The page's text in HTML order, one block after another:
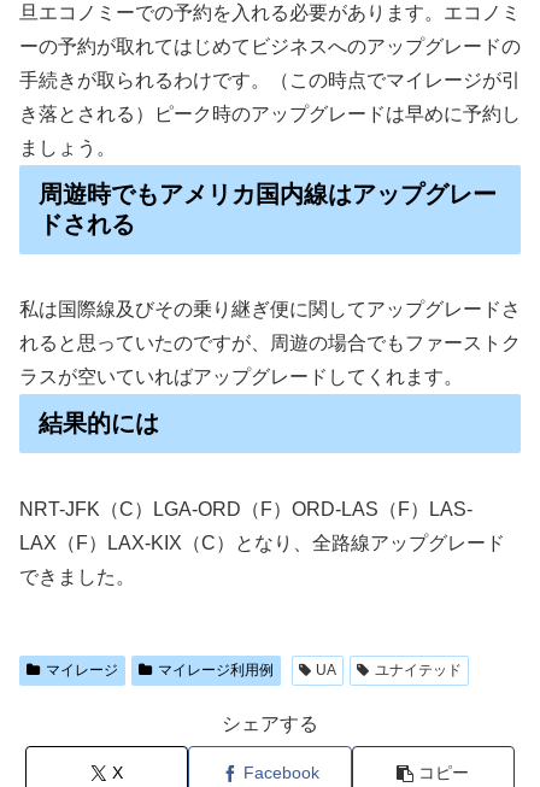
旦エコノミーでの予約を入れる必要があります。エコノミ
ーの予約が取れてはじめてビジネスへのアップグレードの
手続きが取られるわけです。（この時点でマイレージが引
き落とされる）ピーク時のアップグレードは早めに予約し
ましょう。
周遊時でもアメリカ国内線はアップグレー
ドされる
私は国際線及びその乗り継ぎ便に関してアップグレードさ
れると思っていたのですが、周遊の場合でもファーストク
ラスが空いていればアップグレードしてくれます。
結果的には
NRT-JFK（C）LGA-ORD（F）ORD-LAS（F）LAS-
LAX（F）LAX-KIX（C）となり、全路線アップグレード
できました。
マイレージ マイレージ利用例 UA ユナイテッド
シェアする
X Facebook コピー